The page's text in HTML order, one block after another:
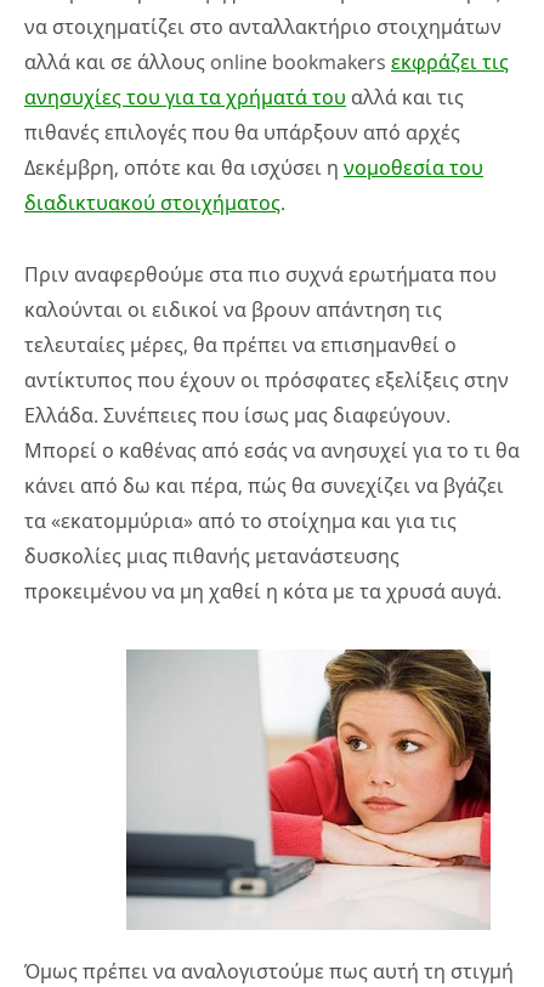
να στοιχηματίζει στο ανταλλακτήριο στοιχημάτων
αλλά και σε άλλους online bookmakers εκφράζει τις
ανησυχίες του για τα χρήματά του αλλά και τις
πιθανές επιλογές που θα υπάρξουν από αρχές
Δεκέμβρη, οπότε και θα ισχύσει η νομοθεσία του
διαδικτυακού στοιχήματος.
Πριν αναφερθούμε στα πιο συχνά ερωτήματα που
καλούνται οι ειδικοί να βρουν απάντηση τις
τελευταίες μέρες, θα πρέπει να επισημανθεί ο
αντίκτυπος που έχουν οι πρόσφατες εξελίξεις στην
Ελλάδα. Συνέπειες που ίσως μας διαφεύγουν.
Μπορεί ο καθένας από εσάς να ανησυχεί για το τι θα
κάνει από δω και πέρα, πώς θα συνεχίζει να βγάζει
τα «εκατομμύρια» από το στοίχημα και για τις
δυσκολίες μιας πιθανής μετανάστευσης
προκειμένου να μη χαθεί η κότα με τα χρυσά αυγά.
Όμως πρέπει να αναλογιστούμε πως αυτή τη στιγμή